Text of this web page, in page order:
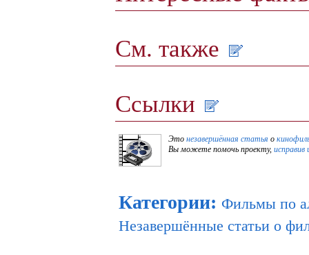
См. также
Ссылки
Это незавершённая статья о
Вы можете помочь проекту, исправив
Категории: Фильмы по
Незавершённые статьи о